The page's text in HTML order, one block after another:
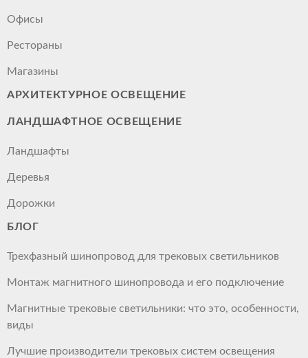
Офисы
Рестораны
Магазины
АРХИТЕКТУРНОЕ ОСВЕЩЕНИЕ
ЛАНДШАФТНОЕ ОСВЕЩЕНИЕ
Ландшафты
Деревья
Дорожки
БЛОГ
Трехфазный шинопровод для трековых светильников
Монтаж магнитного шинопровода и его подключение
Магнитные трековые светильники: что это, особенности,
виды
Лучшие производители трековых систем освещения